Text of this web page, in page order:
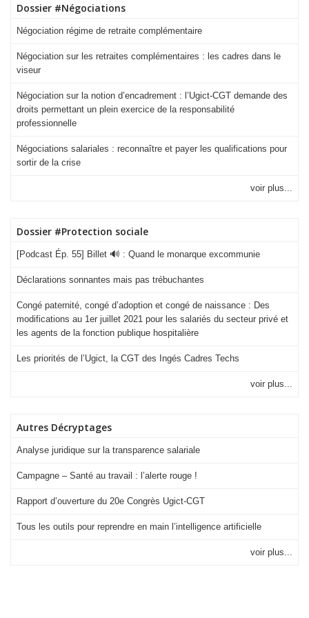
Dossier #Négociations
Négociation régime de retraite complémentaire
Négociation sur les retraites complémentaires : les cadres dans le
viseur
Négociation sur la notion d’encadrement : l’Ugict-CGT demande des
droits permettant un plein exercice de la responsabilité
professionnelle
Négociations salariales : reconnaître et payer les qualifications pour
sortir de la crise
voir plus...
Dossier #Protection sociale
[Podcast Ép. 55] Billet 🔊 : Quand le monarque excommunie
Déclarations sonnantes mais pas trébuchantes
Congé paternité, congé d’adoption et congé de naissance : Des
modifications au 1er juillet 2021 pour les salariés du secteur privé et
les agents de la fonction publique hospitalière
Les priorités de l’Ugict, la CGT des Ingés Cadres Techs
voir plus...
Autres Décryptages
Analyse juridique sur la transparence salariale
Campagne – Santé au travail : l’alerte rouge !
Rapport d’ouverture du 20e Congrès Ugict-CGT
Tous les outils pour reprendre en main l’intelligence artificielle
voir plus...